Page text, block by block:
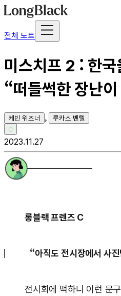
전체 노트
미스치프 2 : 한
“떠들썩한 장난
케빈 위즈너 ,
루카스 벤텔
C
2023.11.27
롱블랙 프렌즈 C
“아직도 전시장에서 사
전시회에 떡하니 이런 문